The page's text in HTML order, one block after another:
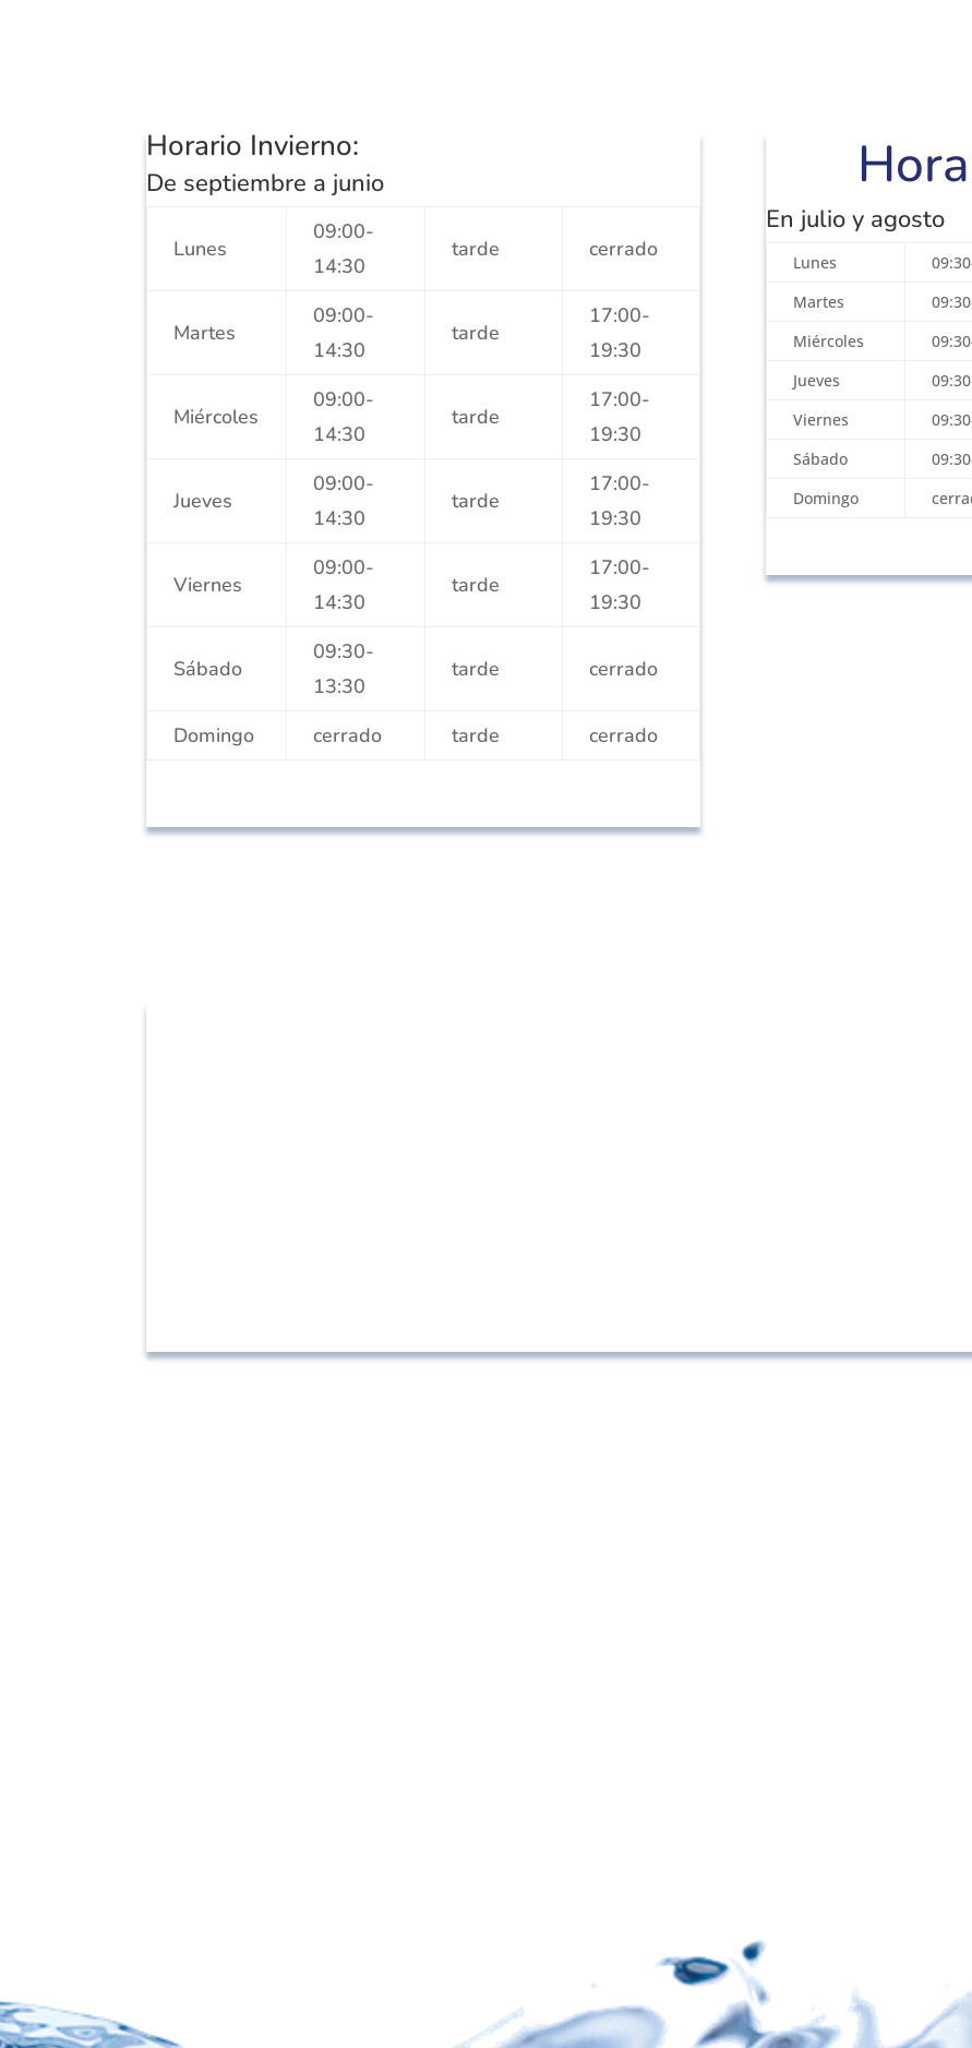
Horario Invierno:
De septiembre a junio
Lunes
09:00-
14:30
tarde cerrado
Martes
09:00-
14:30
tarde
17:00-
19:30
Miércoles
09:00-
14:30
tarde
17:00-
19:30
Jueves
09:00-
14:30
tarde
17:00-
19:30
Viernes
09:00-
14:30
tarde
17:00-
19:30
Sábado
09:30-
13:30
tarde cerrado
Domingo cerrado tarde cerrado
En julio y agosto
Lunes
Martes
Miércoles
Jueves
Viernes
Sábado
Domingo